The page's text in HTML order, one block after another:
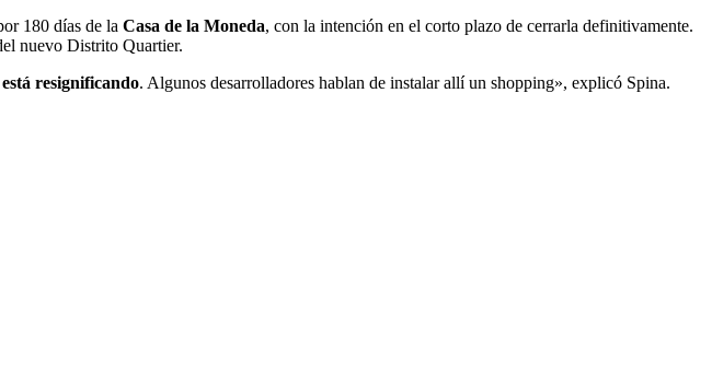
180 días de la Casa de la Moneda, con la intención en el corto plazo de cerrarla definitivamente.
nuevo Distrito Quartier.
resignificando. Algunos desarrolladores hablan de instalar allí un shopping», explicó Spina.